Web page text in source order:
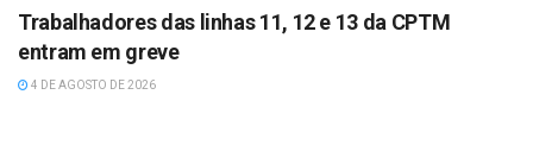
Trabalhadores das linhas 11, 12 e 13 da CPTM
entram em greve
4 DE AGOSTO DE 2026